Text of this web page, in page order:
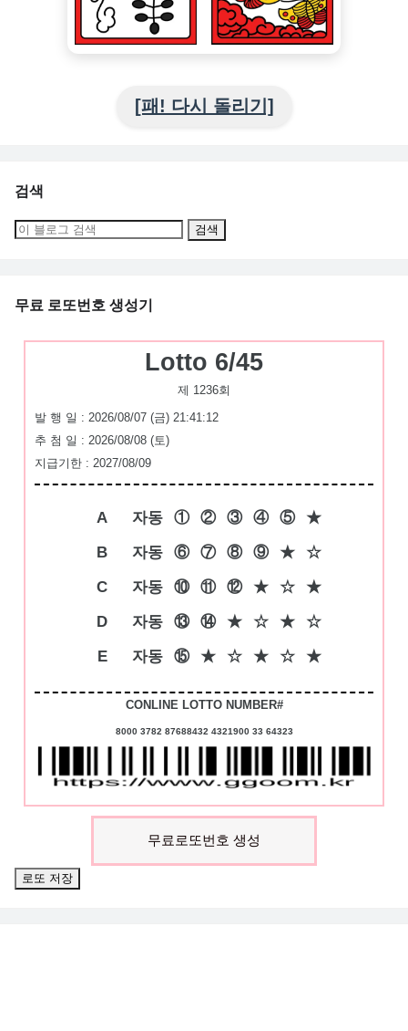
[패! 다시 돌리기]
검색
무료 로또번호 생성기
Lotto 6/45
제 1236회
발 행 일 : 2026/08/07 (금) 21:41:12
추 첨 일 : 2026/08/08 (토)
지급기한 : 2027/08/09
A 자동 ① ② ③ ④ ⑤
★
B
자동 ⑥ ⑦ ⑧ ⑨ ★
☆
C
자동 ⑩ ⑪ ⑫ ★ ☆
★
D
자동 ⑬ ⑭ ★ ☆ ★
☆
E
자동 ⑮ ★ ☆ ★ ☆ ★
CONLINE LOTTO NUMBER#
8000 3782 87688432 4321900 33 64323
무료로또번호 생성
로또 저장